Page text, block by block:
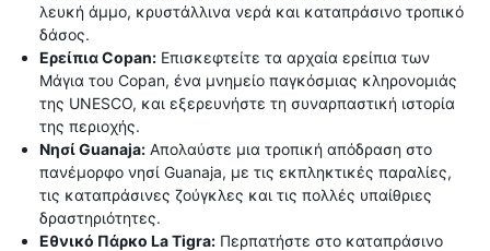
λευκή άμμο, κρυστάλλινα νερά και καταπράσινο τροπικό
δάσος.
Ερείπια Copan: Επισκεφτείτε τα αρχαία ερείπια των
Μάγια του Copan, ένα μνημείο παγκόσμιας κληρονομιάς
της UNESCO, και εξερευνήστε τη συναρπαστική ιστορία
της περιοχής.
Νησί Guanaja: Απολαύστε μια τροπική απόδραση στο
πανέμορφο νησί Guanaja, με τις εκπληκτικές παραλίες,
τις καταπράσινες ζούγκλες και τις πολλές υπαίθριες
δραστηριότητες.
Εθνικό Πάρκο La Tigra: Περπατήστε στο καταπράσινο